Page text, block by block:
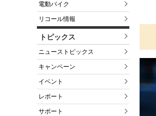
電動バイク
リコール情報
トピックス
ニューストピックス
キャンペーン
イベント
レポート
サポート